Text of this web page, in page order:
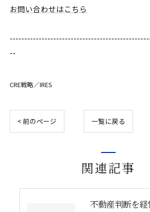
お問い合わせはこちら
--
CRE戦略／IRES
< 前のページ 一覧に戻る
関連記事